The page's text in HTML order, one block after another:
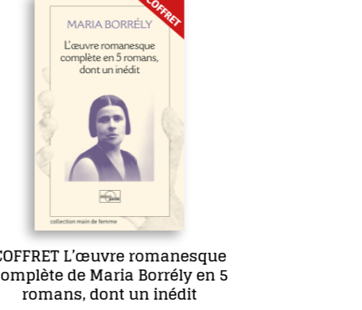
Sept jours en face
AutriceAnne Lecourt